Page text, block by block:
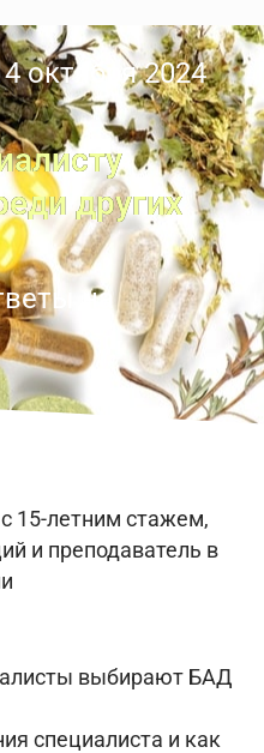
октября 2024
других
на
15-летним стажем,
и преподаватель в
выбирают БАД
специалиста и как